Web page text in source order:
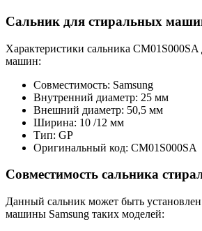
Сальник для стиральных
Характеристики сальника СМ01S000SA
машин:
Совместимость: Samsung
Внутренний диаметр: 25 мм
Внешний диаметр: 50,5 мм
Ширина: 10 /12 мм
Тип: GP
Оригинальный код: СМ01S000SA
Совместимость сальника
Данный сальник может быть
машины Samsung таких моделей: